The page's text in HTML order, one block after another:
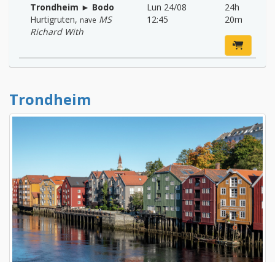
Trondheim ► Bodo
Hurtigruten, nave MS
Richard With
Lun 24/08
12:45
24h
20m
Trondheim